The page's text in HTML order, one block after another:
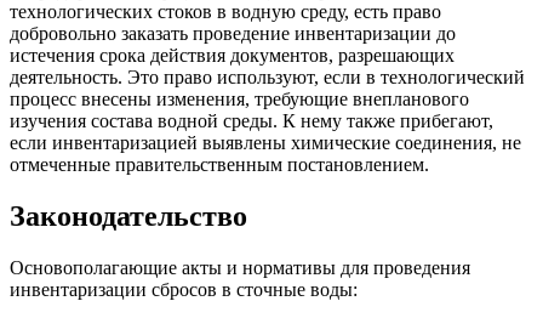
технологических стоков в водную среду, есть право
добровольно заказать проведение инвентаризации до
истечения срока действия документов, разрешающих
деятельность. Это право используют, если в технологический
процесс внесены изменения, требующие внепланового
изучения состава водной среды. К нему также прибегают,
если инвентаризацией выявлены химические соединения, не
отмеченные правительственным постановлением.
Законодательство
Основополагающие акты и нормативы для проведения
инвентаризации сбросов в сточные воды: